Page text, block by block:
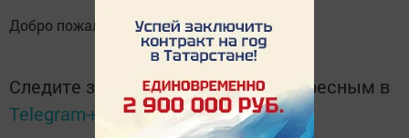
Добро пожаловать!
Следите за самым важным и интересным в
Telegram-каналеТатмедиа